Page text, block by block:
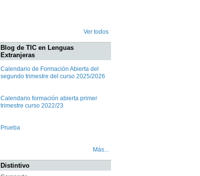
Ver todos
Blog de TIC en Lenguas
Extranjeras
Calendario de Formación Abierta del
segundo trimestre del curso 2025/2026
Calendario formación abierta primer
trimestre curso 2022/23
Prueba
Más...
Distintivo